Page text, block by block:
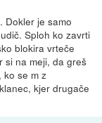
Dokler je samo
Sploh ko zavrti
blokira vrteče
si na meji, da greš
ko se m z
kjer drugače